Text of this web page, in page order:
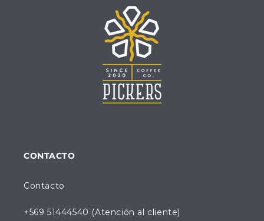
CONTACTO
Contacto
+569 51444540 (Atención al cliente)